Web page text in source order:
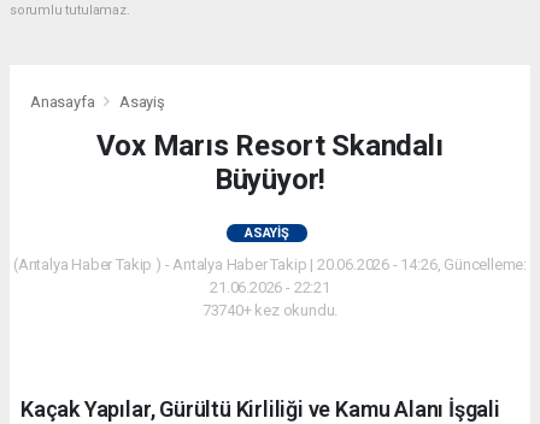
sorumlu tutulamaz.
Anasayfa Asayiş
Vox Marıs Resort Skandalı
Büyüyor!
ASAYIŞ
(Antalya Haber Takip ) - Antalya Haber Takip | 20.06.2026 - 14:26, Güncelleme:
21.06.2026 - 22:21
73740+ kez okundu.
Kaçak Yapılar, Gürültü Kirliliği ve Kamu Alanı İşgali